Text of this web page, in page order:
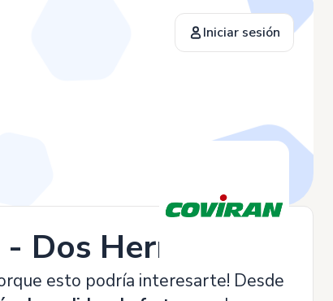
Iniciar sesión
Hermanas
esto podría interesarte! Desde